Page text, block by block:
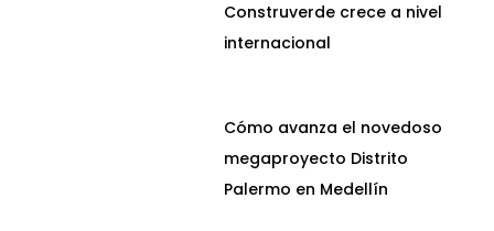
Construverde crece a nivel
internacional
Cómo avanza el novedoso
megaproyecto Distrito
Palermo en Medellín